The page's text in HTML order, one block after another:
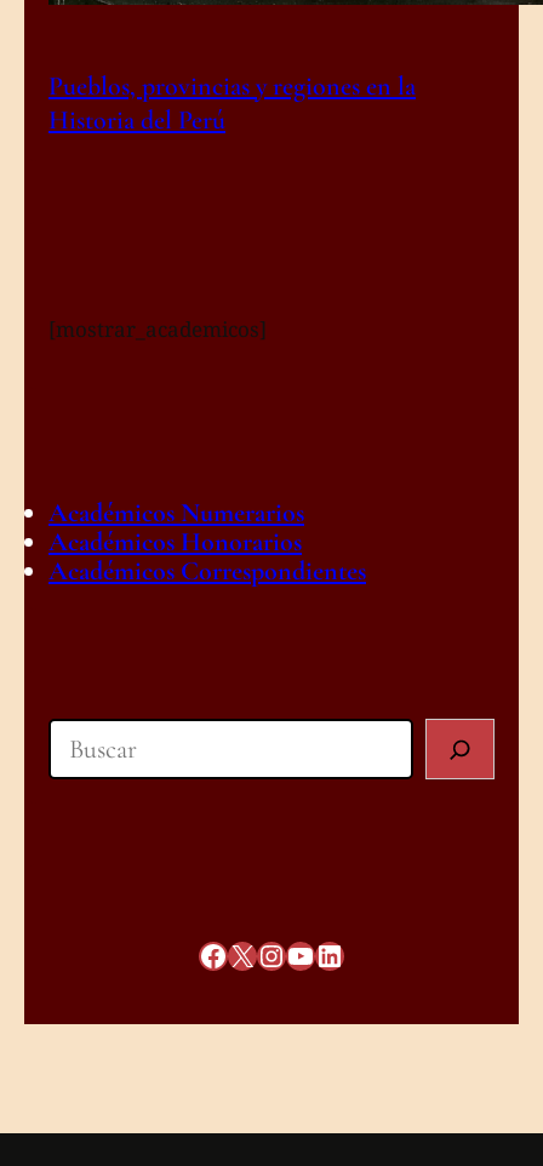
Pueblos, provincias y regiones en la
Historia del Perú
[mostrar_academicos]
Académicos Numerarios
Académicos Honorarios
Académicos Correspondientes
Search
Facebook
X Instagram
YouTube
LinkedIn